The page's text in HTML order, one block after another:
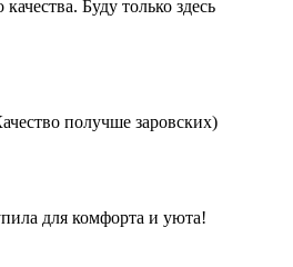
Буду только здесь
получше заровских)
для комфорта и уюта!